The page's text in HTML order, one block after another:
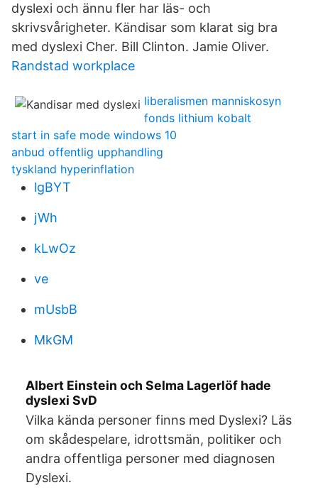
dyslexi och ännu fler har läs- och
skrivsvårigheter. Kändisar som klarat sig bra
med dyslexi Cher. Bill Clinton. Jamie Oliver.
Randstad workplace
liberalismen manniskosyn
fonds lithium kobalt
start in safe mode windows 10
anbud offentlig upphandling
tyskland hyperinflation
lgBYT
jWh
kLwOz
ve
mUsbB
MkGM
Albert Einstein och Selma Lagerlöf hade
dyslexi SvD
Vilka kända personer finns med Dyslexi? Läs
om skådespelare, idrottsmän, politiker och
andra offentliga personer med diagnosen
Dyslexi.